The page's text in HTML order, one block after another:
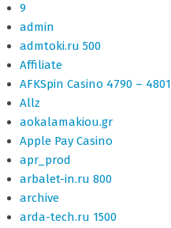
9
admin
admtoki.ru 500
Affiliate
AFKSpin Casino 4790 – 4801
Allz
aokalamakiou.gr
Apple Pay Casino
apr_prod
arbalet-in.ru 800
archive
arda-tech.ru 1500